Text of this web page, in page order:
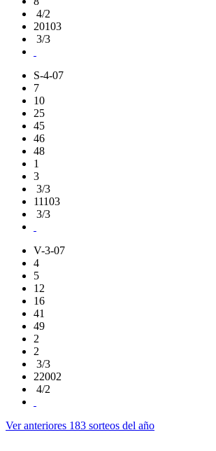
4/2
20103
3/3
S-4-07
7
10
25
45
46
48
1
3
3/3
11103
3/3
V-3-07
4
5
12
16
41
49
2
2
3/3
22002
4/2
Ver anteriores 183 sorteos del año